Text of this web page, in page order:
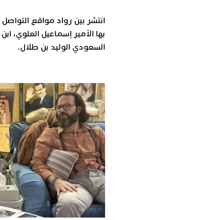
انتشر بين رواد مواقع
بها الأمير إسماعيل العلوي،
السعودي الوليد بن طلال.